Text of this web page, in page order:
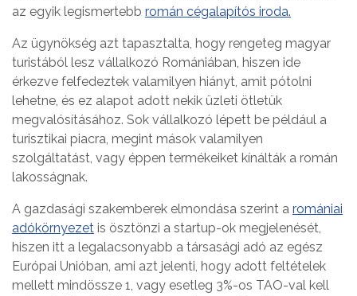
az egyik legismertebb román cégalapítós iroda.
Az ügynökség azt tapasztalta, hogy rengeteg magyar
turistából lesz vállalkozó Romániában, hiszen ide
érkezve felfedeztek valamilyen hiányt, amit pótolni
lehetne, és ez alapot adott nekik üzleti ötletük
megvalósításához. Sok vállalkozó lépett be például a
turisztikai piacra, megint mások valamilyen
szolgáltatást, vagy éppen termékeiket kínálták a román
lakosságnak.
A gazdasági szakemberek elmondása szerint a romániai
adókörnyezet is ösztönzi a startup-ok megjelenését,
hiszen itt a legalacsonyabb a társasági adó az egész
Európai Unióban, ami azt jelenti, hogy adott feltételek
mellett mindössze 1, vagy esetleg 3%-os TAO-val kell